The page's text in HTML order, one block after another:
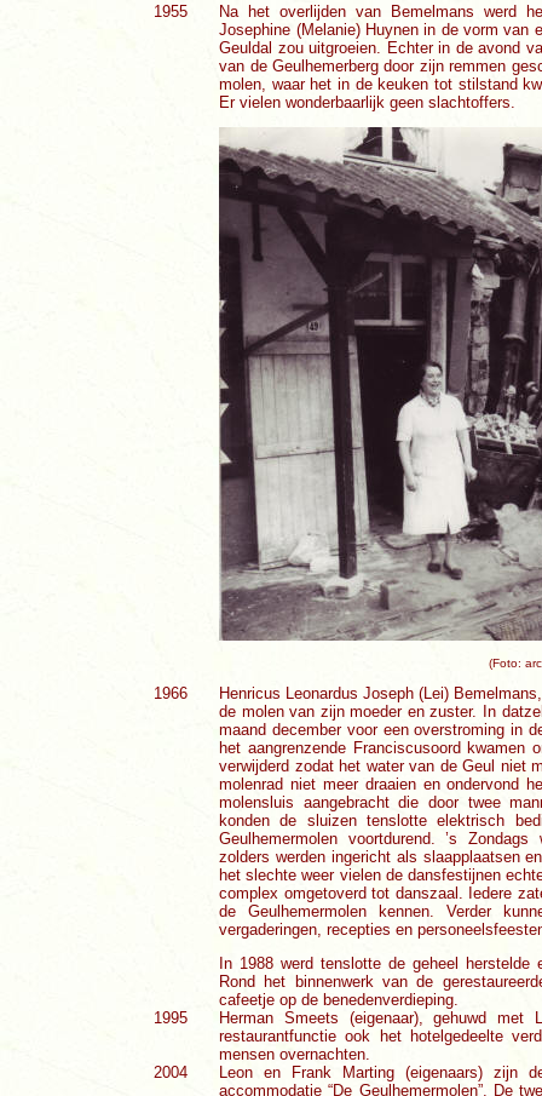
1955
Na het overlijden van Bemelmans werd
Josephine (Melanie) Huynen in de vorm van
Geuldal zou uitgroeien. Echter in de avond
van de Geulhemerberg door zijn remmen
molen, waar het in de keuken tot stilstand
Er vielen wonderbaarlijk geen slachtoffers.
(Foto:
1966
Henricus Leonardus Joseph (Lei)
de molen van zijn moeder en zuster. In
maand december voor een overstroming in
het aangrenzende Franciscusoord kwamen
verwijderd zodat het water van de Geul niet
molenrad niet meer draaien en ondervond
molensluis aangebracht die door twee
konden de sluizen tenslotte elektrisch
Geulhemermolen voortdurend. ’s
zolders werden ingericht als slaapplaatsen
het slechte weer vielen de dansfestijnen
complex omgetoverd tot danszaal. Iedere
de Geulhemermolen kennen. Verder
vergaderingen, recepties en
In 1988 werd tenslotte de geheel herstelde
Rond het binnenwerk van de
cafeetje op de benedenverdieping.
1995
Herman Smeets (eigenaar), gehuwd
restaurantfunctie ook het hotelgedeelte
mensen overnachten.
2004
Leon en Frank Marting (eigenaars) zijn
accommodatie “De Geulhemermolen”. De